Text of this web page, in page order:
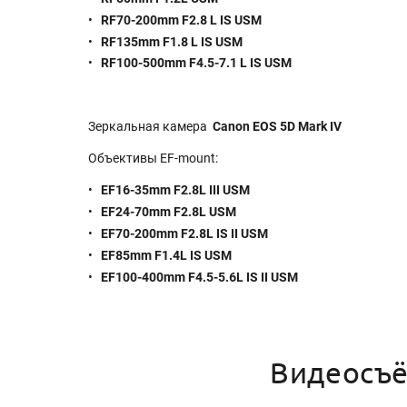
RF70-200mm F2.8 L IS USM
RF135mm F1.8 L IS USM
RF100-500mm F4.5-7.1 L IS USM
Зеркальная камера Canon EOS 5D Mark IV
Объективы EF-mount:
EF16-35mm F2.8L III USM
EF24-70mm F2.8L USM
EF70-200mm F2.8L IS II USM
EF85mm F1.4L IS USM
EF100-400mm F4.5-5.6L IS II USM